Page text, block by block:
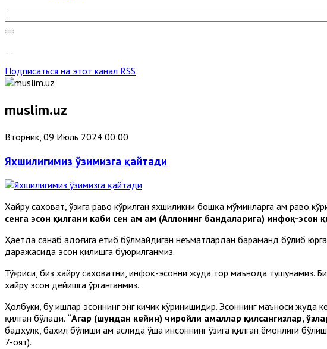
Подписаться на этот канал RSS
muslim.uz
Вторник, 09 Июль 2024 00:00
Яхшилигимиз ўзимизга қайтади
Хайру саховат, ўзига раво кўрилган яхшиликни бошқа мўминларга ҳам раво
сенга эҳсон қилгани каби сен ҳам ҳам (Аллоҳнинг бандаларига) инфоқ-эҳсон
Ҳаётда санаб адоғига етиб бўлмайдиган неъматлардан баҳраманд бўлиб
даражасида эҳсон қилишга буюрилганмиз.
Тўғриси, биз хайру саховатни, инфоқ-эҳсонни жуда тор маънода тушунамиз.
хайру эҳсон дейишга ўрганганмиз.
Ҳолбуки, бу ишлар эҳсоннинг энг кичик кўринишидир. Эҳсоннинг маъноси
қилган бўлади. “Агар (шундан кейин) чиройли амаллар қилсангизлар,
бадхулқ, бахил бўлиши ҳам аслида ўша инсоннинг ўзига қилган ёмонлиги
7-оят).